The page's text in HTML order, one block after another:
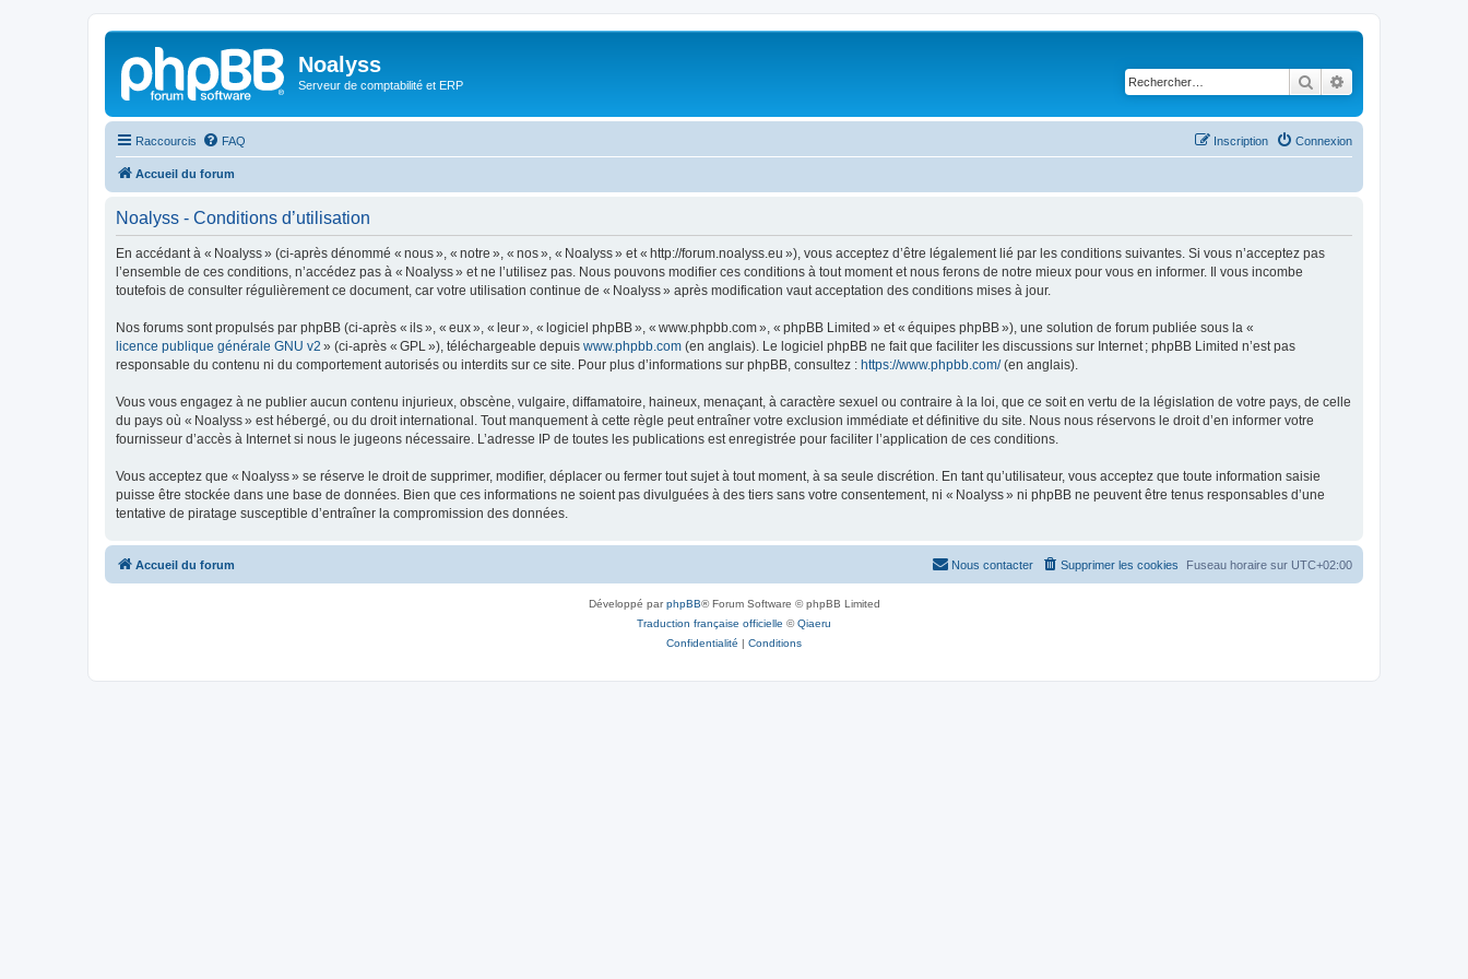
Noalyss
Serveur de comptabilité et ERP Rechercher
Raccourcis FAQ Connexion
Inscription
Accueil du forum
Noalyss - Conditions d’utilisation
En accédant à « Noalyss » (ci-après dénommé « nous », « notre », « nos », « Noalyss » et « http://forum.noalyss.eu »), vous acceptez d’être légalement lié par les conditions suivantes. Si vous n’acceptez pas
l’ensemble de ces conditions, n’accédez pas à « Noalyss » et ne l’utilisez pas. Nous pouvons modifier ces conditions à tout moment et nous ferons de notre mieux pour vous en informer. Il vous incombe
toutefois de consulter régulièrement ce document, car votre utilisation continue de « Noalyss » après modification vaut acceptation des conditions mises à jour.
Nos forums sont propulsés par phpBB (ci-après « ils », « eux », « leur », « logiciel phpBB », « www.phpbb.com », « phpBB Limited » et « équipes phpBB »), une solution de forum publiée sous la «
licence publique générale GNU v2 » (ci-après « GPL »), téléchargeable depuis www.phpbb.com (en anglais). Le logiciel phpBB ne fait que faciliter les discussions sur Internet ; phpBB Limited n’est pas
responsable du contenu ni du comportement autorisés ou interdits sur ce site. Pour plus d’informations sur phpBB, consultez : https://www.phpbb.com/(en anglais).
Vous vous engagez à ne publier aucun contenu injurieux, obscène, vulgaire, diffamatoire, haineux, menaçant, à caractère sexuel ou contraire à la loi, que ce soit en vertu de la législation de votre pays, de celle
du pays où « Noalyss » est hébergé, ou du droit international. Tout manquement à cette règle peut entraîner votre exclusion immédiate et définitive du site. Nous nous réservons le droit d’en informer votre
fournisseur d’accès à Internet si nous le jugeons nécessaire. L’adresse IP de toutes les publications est enregistrée pour faciliter l’application de ces conditions.
Vous acceptez que « Noalyss » se réserve le droit de supprimer, modifier, déplacer ou fermer tout sujet à tout moment, à sa seule discrétion. En tant qu’utilisateur, vous acceptez que toute information saisie
puisse être stockée dans une base de données. Bien que ces informations ne soient pas divulguées à des tiers sans votre consentement, ni « Noalyss » ni phpBB ne peuvent être tenus responsables d’une
tentative de piratage susceptible d’entraîner la compromission des données.
Accueil du forum Fuseau horaire sur UTC+02:00
Supprimer les cookies
Nous contacter
Développé parphpBB® Forum Software © phpBB Limited
Traduction française officielle ©Qiaeru
Confidentialité | Conditions